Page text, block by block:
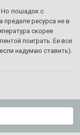
Но лошадок с
пределе ресурса не в
скорее
поиграть. Ее все
надумаю ставить).